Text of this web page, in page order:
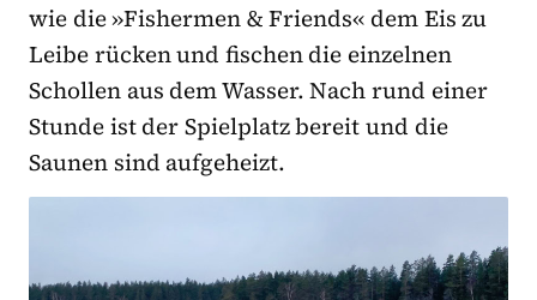
wie die »Fishermen & Friends« dem Eis zu
Leibe rücken und fischen die einzelnen
Schollen aus dem Wasser. Nach rund einer
Stunde ist der Spielplatz bereit und die
Saunen sind aufgeheizt.